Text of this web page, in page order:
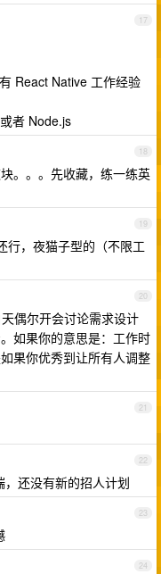
17
React Native 工作经验
者 Node.js
18
。。。先收藏，练一练英
19
行，夜猫子型的（不限工
20
偶尔开会讨论需求设计
如果你的意思是：工作时
果你优秀到让所有人调整
21
22
还没有新的招人计划
23
24